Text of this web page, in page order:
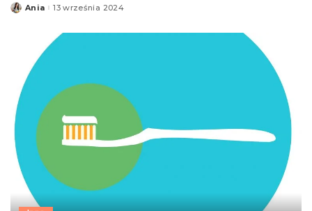
Posted
Ania 13 września 2024